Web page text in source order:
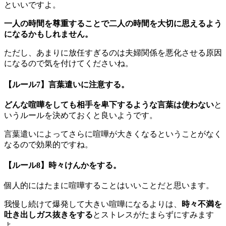
といいですよ。
一人の時間を尊重することで二人の時間を大切に思えるよう
になるかもしれません。
ただし、あまりに放任すぎるのは夫婦関係を悪化させる原因
になるので気を付けてくださいね。
【ルール7】 言葉遣いに注意する。
どんな喧嘩をしても相手を卑下するような言葉は使わないと
いうルールを決めておくと良いようです。
言葉遣いによってさらに喧嘩が大きくなるということがなく
なるので効果的ですね。
【ルール8】 時々けんかをする。
個人的にはたまに喧嘩することはいいことだと思います。
我慢し続けて爆発して大きい喧嘩になるよりは、
時々不満を
吐き出しガス抜きをするとストレスがたまらずにすみます